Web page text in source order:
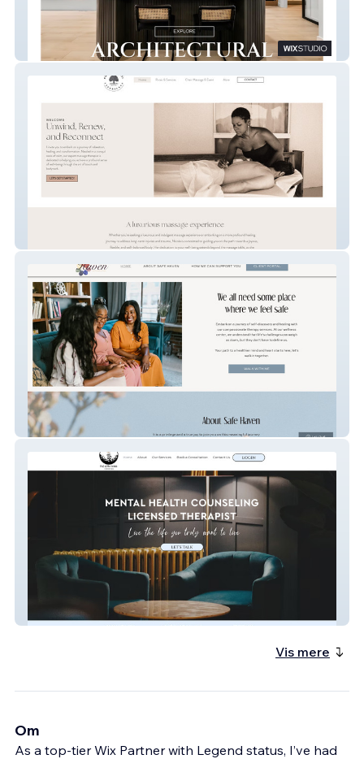
Maria Balparda
Rooted Massage Experience
Safe Haven
Out Of The Webb Counseling
Vis mere
Om
As a top-tier Wix Partner with Legend status, I’ve had